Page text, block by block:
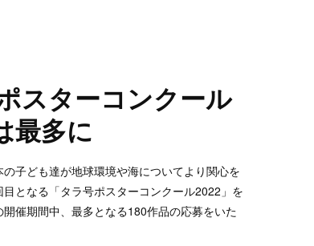
スターコンクール
最多に
子ども達が地球環境や海についてより関心を
となる「タラ号ポスターコンクール2022」を
催期間中、最多となる180作品の応募をいた